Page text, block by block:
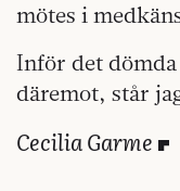
mötes i
Inför det
däremot, står
Cecilia Garme